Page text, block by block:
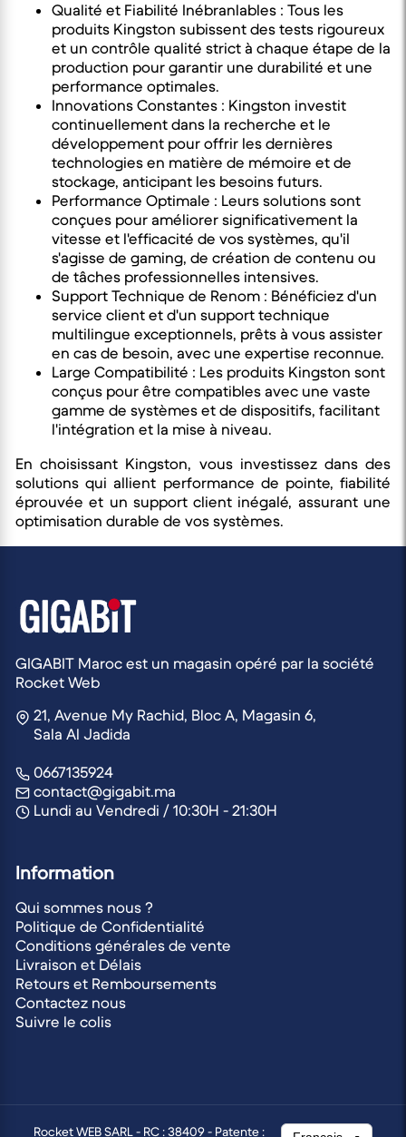
Qualité et Fiabilité Inébranlables : Tous les
produits Kingston subissent des tests rigoureux
et un contrôle qualité strict à chaque étape de la
production pour garantir une durabilité et une
performance optimales.
Innovations Constantes : Kingston investit
continuellement dans la recherche et le
développement pour offrir les dernières
technologies en matière de mémoire et de
stockage, anticipant les besoins futurs.
Performance Optimale : Leurs solutions sont
conçues pour améliorer significativement la
vitesse et l'efficacité de vos systèmes, qu'il
s'agisse de gaming, de création de contenu ou
de tâches professionnelles intensives.
Support Technique de Renom : Bénéficiez d'un
service client et d'un support technique
multilingue exceptionnels, prêts à vous assister
en cas de besoin, avec une expertise reconnue.
Large Compatibilité : Les produits Kingston sont
conçus pour être compatibles avec une vaste
gamme de systèmes et de dispositifs, facilitant
l'intégration et la mise à niveau.
En choisissant Kingston, vous investissez dans des
solutions qui allient performance de pointe, fiabilité
éprouvée et un support client inégalé, assurant une
optimisation durable de vos systèmes.
GIGABIT Maroc est un magasin opéré par la société
Rocket Web
21, Avenue My Rachid, Bloc A, Magasin 6,
Sala Al Jadida
0667135924
contact@gigabit.ma
Lundi au Vendredi / 10:30H - 21:30H
Information
Qui sommes nous ?
Politique de Confidentialité
Conditions générales de vente
Livraison et Délais
Retours et Remboursements
Contactez nous
Suivre le colis
Rocket WEB SARL - RC : 38409 - Patente :